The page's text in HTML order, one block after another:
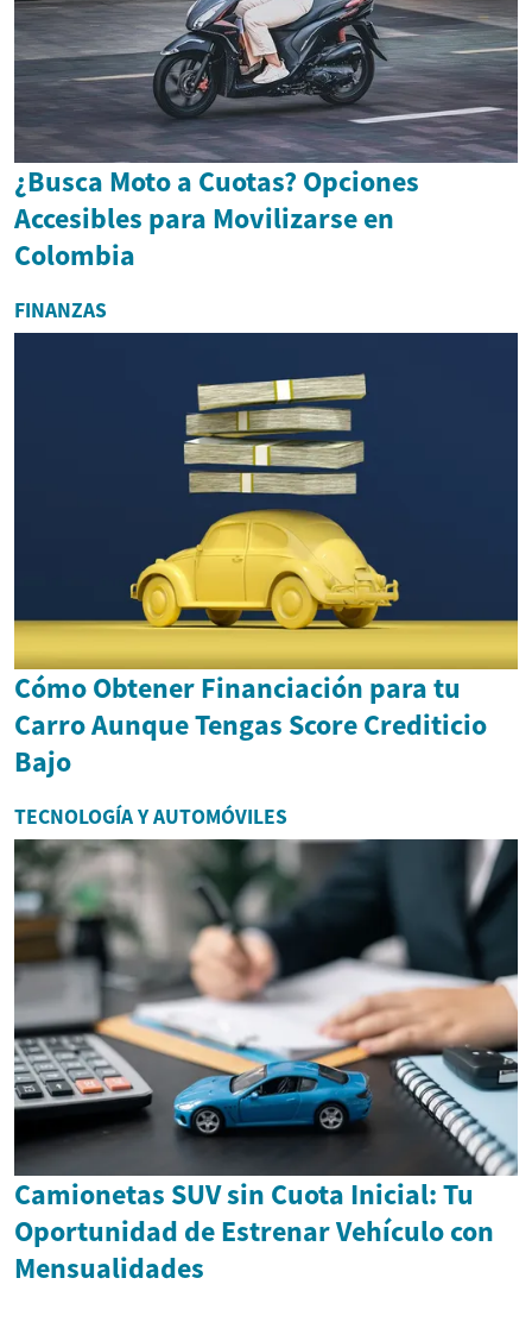
¿Busca Moto a Cuotas? Opciones
Accesibles para Movilizarse en
Colombia
FINANZAS
Cómo Obtener Financiación para tu
Carro Aunque Tengas Score Crediticio
Bajo
TECNOLOGÍA Y AUTOMÓVILES
Camionetas SUV sin Cuota Inicial: Tu
Oportunidad de Estrenar Vehículo con
Mensualidades